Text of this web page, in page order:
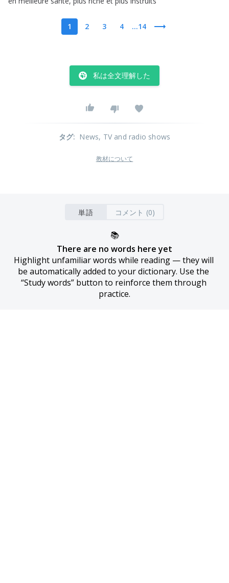
1 2 3 4 ...14
私は全文理解した
タグ: News, TV and radio shows
教材について
単語 コメント (0)
📚
There are no words here yet
Highlight unfamiliar words while reading — they will
be automatically added to your dictionary. Use the
“Study words” button to reinforce them through
practice.